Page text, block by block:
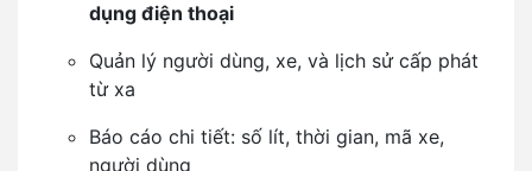
dụng điện thoại
Quản lý người dùng, xe, và lịch sử cấp phát
từ xa
Báo cáo chi tiết: số lít, thời gian, mã xe,
người dùng